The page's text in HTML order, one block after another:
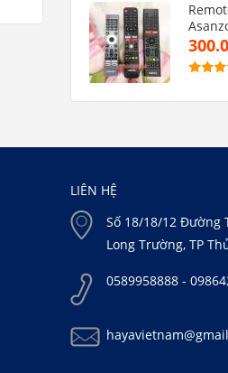
LIÊN HỆ
Số 18/18/12 Đường
Long Trường, TP
0589958888 -